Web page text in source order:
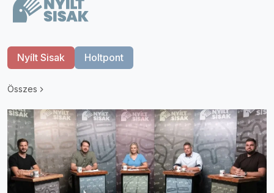
Nyílt Sisak Holtpont
Összes